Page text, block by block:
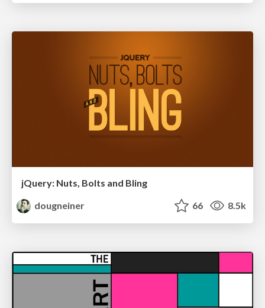
jQuery: Nuts, Bolts and Bling
dougneiner
66 8.5k